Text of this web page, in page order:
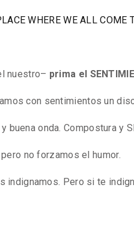
WHERE WE ALL COME
nuestro– prima el
con sentimientos un
buena onda. Compostura y
no forzamos el humor.
indignamos. Pero si te